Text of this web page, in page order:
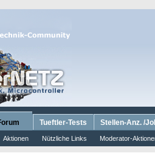
Aktionen Nützliche Links Moderator-
Tueftler-Tests Stellen-Anz. /